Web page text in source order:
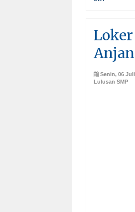
Senin, 06
Lulusan SMP